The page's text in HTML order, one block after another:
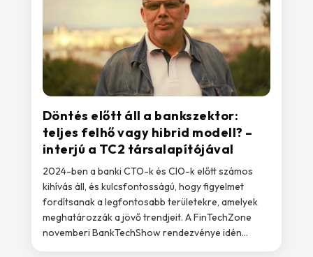
Döntés előtt áll a bankszektor:
teljes felhő vagy hibrid modell? –
interjú a TC2 társalapítójával
2024-ben a banki CTO-k és CIO-k előtt számos
kihívás áll, és kulcsfontosságú, hogy figyelmet
fordítsanak a legfontosabb területekre, amelyek
meghatározzák a jövő trendjeit. A FinTechZone
novemberi BankTechShow rendezvénye idén...